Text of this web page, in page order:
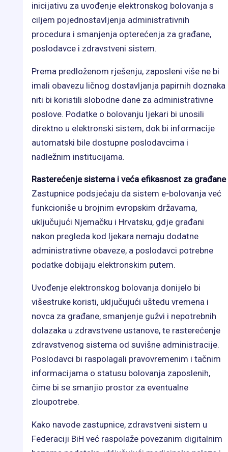
inicijativu za uvođenje elektronskog bolovanja s
ciljem pojednostavljenja administrativnih
procedura i smanjenja opterećenja za građane,
poslodavce i zdravstveni sistem.
Prema predloženom rješenju, zaposleni više ne bi
imali obavezu ličnog dostavljanja papirnih doznaka
niti bi koristili slobodne dane za administrativne
poslove. Podatke o bolovanju ljekari bi unosili
direktno u elektronski sistem, dok bi informacije
automatski bile dostupne poslodavcima i
nadležnim institucijama.
Rasterećenje sistema i veća efikasnost za građane
Zastupnice podsjećaju da sistem e-bolovanja već
funkcioniše u brojnim evropskim državama,
uključujući Njemačku i Hrvatsku, gdje građani
nakon pregleda kod ljekara nemaju dodatne
administrativne obaveze, a poslodavci potrebne
podatke dobijaju elektronskim putem.
Uvođenje elektronskog bolovanja donijelo bi
višestruke koristi, uključujući uštedu vremena i
novca za građane, smanjenje gužvi i nepotrebnih
dolazaka u zdravstvene ustanove, te rasterećenje
zdravstvenog sistema od suvišne administracije.
Poslodavci bi raspolagali pravovremenim i tačnim
informacijama o statusu bolovanja zaposlenih,
čime bi se smanjio prostor za eventualne
zloupotrebe.
Kako navode zastupnice, zdravstveni sistem u
Federaciji BiH već raspolaže povezanim digitalnim